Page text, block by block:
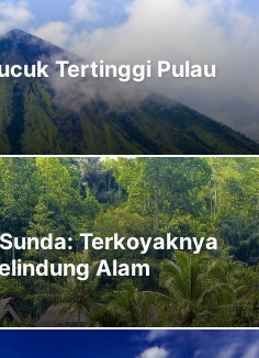
Tertinggi Pulau
Terkoyaknya
Alam